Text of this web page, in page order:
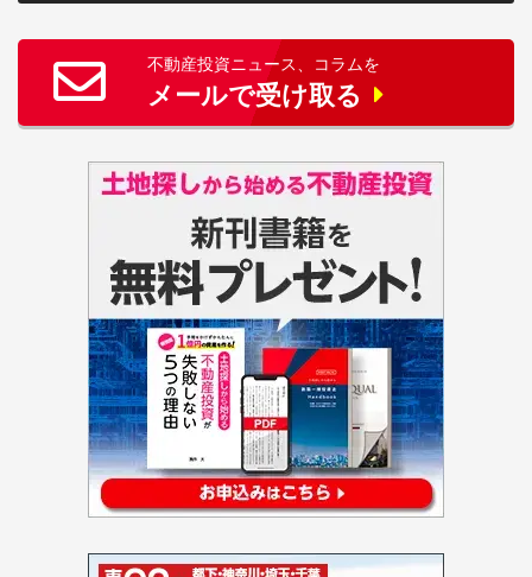
不動産投資ニュース、コラムを
メールで受け取る